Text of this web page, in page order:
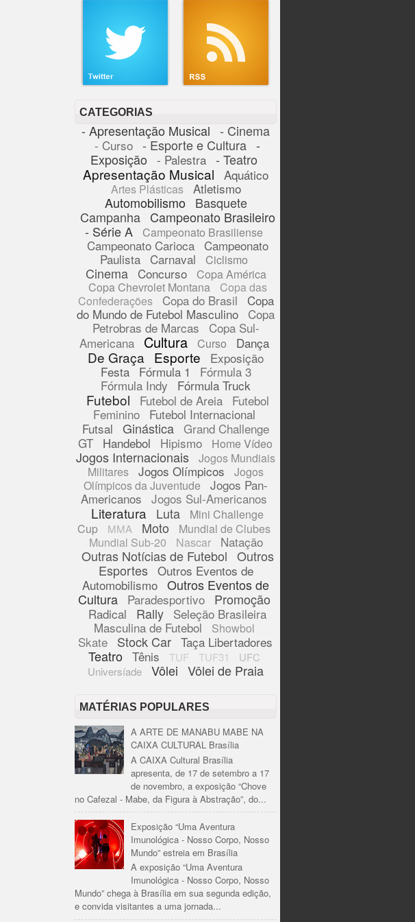
CATEGORIAS
- Apresentação Musical - Cinema
- Curso - Esporte e Cultura -
Exposição - Palestra - Teatro
Apresentação Musical Aquático
Artes Plásticas Atletismo
Automobilismo
Basquete
Campanha Campeonato Brasileiro
- Série A
Campeonato Brasiliense
Campeonato Carioca
Campeonato
Paulista Carnaval Ciclismo
Cinema Concurso
Copa América
Copa Chevrolet Montana
Copa das
Confederações
Copa do Brasil Copa
do Mundo de Futebol Masculino Copa
Petrobras de Marcas
Copa Sul-
Americana
Cultura Curso Dança
De Graça Esporte
Exposição
Festa
Fórmula 1
Fórmula 3
Fórmula Indy
Fórmula Truck
Futebol Futebol de Areia
Futebol
Feminino
Futebol Internacional
Futsal Ginástica Grand Challenge
GT Handebol Hipismo Home Vídeo
Jogos Internacionais
Jogos Mundiais
Militares
Jogos Olímpicos
Jogos
Olímpicos da Juventude
Jogos Pan-
Americanos Jogos Sul-Americanos
Literatura Luta
Mini Challenge
Cup
MMA Moto
Mundial de Clubes
Mundial Sub-20
Nascar Natação
Outras Notícias de Futebol Outros
Esportes Outros Eventos de
Automobilismo Outros Eventos de
Cultura
Paradesportivo Promoção
Radical Rally Seleção Brasileira
Masculina de Futebol
Showbol
Skate Stock Car Taça Libertadores
Teatro Tênis TUF TUF31
UFC
Universíade
Vôlei Vôlei de Praia
MATÉRIAS POPULARES
A ARTE DE MANABU MABE NA
CAIXA CULTURAL Brasília
A CAIXA Cultural Brasília
apresenta, de 17 de setembro a 17
de novembro, a exposição “Chove
no Cafezal - Mabe, da Figura à Abstração”, do...
Exposição “Uma Aventura
Imunológica - Nosso Corpo, Nosso
Mundo” estreia em Brasília
A exposição “Uma Aventura
Imunológica - Nosso Corpo, Nosso
Mundo” chega à Brasília em sua segunda edição,
e convida visitantes a uma jornada...